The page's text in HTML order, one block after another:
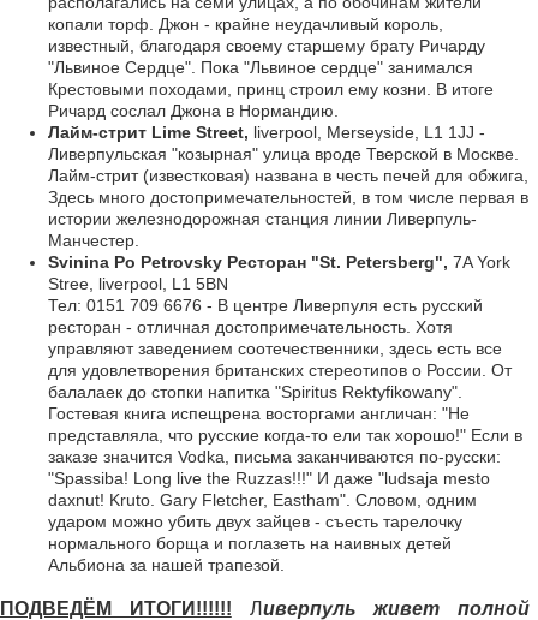
копали торф. Джон - крайне неудачливый король,
известный, благодаря своему старшему брату Ричарду
"Львиное Сердце". Пока "Львиное сердце" занимался
Крестовыми походами, принц строил ему козни. В итоге
Ричард сослал Джона в Нормандию.
Лайм-стрит Lime Street, liverpool, Merseyside, L1 1JJ -
Ливерпульская "козырная" улица вроде Тверской в Москве.
Лайм-стрит (известковая) названа в честь печей для обжига,
Здесь много достопримечательностей, в том числе первая в
истории железнодорожная станция линии Ливерпуль-
Манчестер.
Svinina Po Petrovsky Ресторан "St. Petersberg", 7A York
Stree, liverpool, L1 5BN
Тел: 0151 709 6676 - В центре Ливерпуля есть русский
ресторан - отличная достопримечательность. Хотя
управляют заведением соотечественники, здесь есть все
для удовлетворения британских стереотипов о России. От
балалаек до стопки напитка "Spiritus Rektyfikowany".
Гостевая книга испещрена восторгами англичан: "Не
представляла, что русские когда-то ели так хорошо!" Если в
заказе значится Vodka, письма заканчиваются по-русски:
"Spassiba! Long live the Ruzzas!!!" И даже "ludsaja mesto
daxnut! Kruto. Gary Fletcher, Eastham". Словом, одним
ударом можно убить двух зайцев - съесть тарелочку
нормального борща и поглазеть на наивных детей
Альбиона за нашей трапезой.
ПОДВЕДЁМ ИТОГИ!!!!!! Ливерпуль живет полной